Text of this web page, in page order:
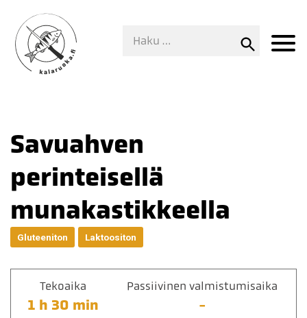
Savuahven
perinteisellä
munakastikkeella
Gluteeniton Laktoositon
Tekoaika
1 h 30 min
Passiivinen valmistumisaika
-